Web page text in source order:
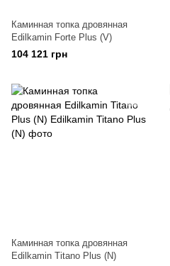
Каминная топка дровянная
Edilkamin Forte Plus (V)
104 121 грн
Каминная топка дровянная
Edilkamin Titano Plus (N)